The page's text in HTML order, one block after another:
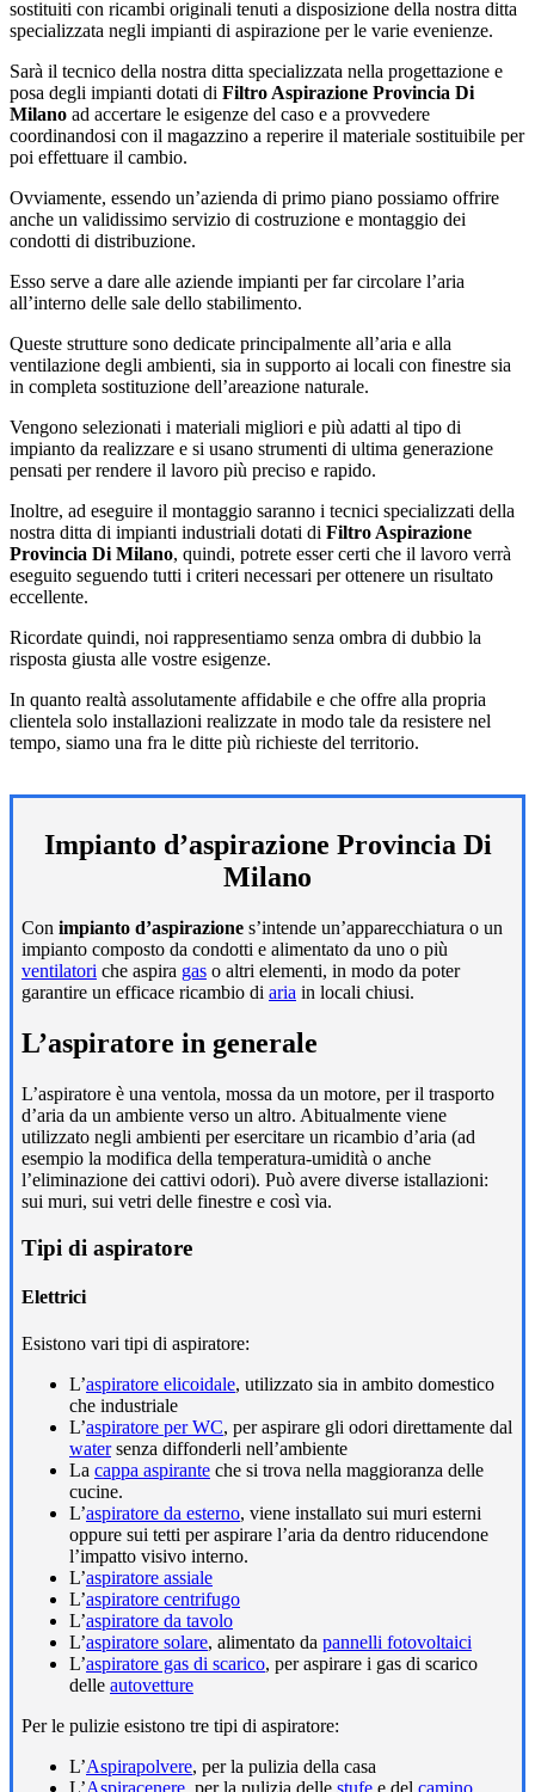
sostituiti con ricambi originali tenuti a disposizione della nostra ditta
specializzata negli impianti di aspirazione per le varie evenienze.
Sarà il tecnico della nostra ditta specializzata nella progettazione e
posa degli impianti dotati di Filtro Aspirazione Provincia Di
Milano ad accertare le esigenze del caso e a provvedere
coordinandosi con il magazzino a reperire il materiale sostituibile per
poi effettuare il cambio.
Ovviamente, essendo un’azienda di primo piano possiamo offrire
anche un validissimo servizio di costruzione e montaggio dei
condotti di distribuzione.
Esso serve a dare alle aziende impianti per far circolare l’aria
all’interno delle sale dello stabilimento.
Queste strutture sono dedicate principalmente all’aria e alla
ventilazione degli ambienti, sia in supporto ai locali con finestre sia
in completa sostituzione dell’areazione naturale.
Vengono selezionati i materiali migliori e più adatti al tipo di
impianto da realizzare e si usano strumenti di ultima generazione
pensati per rendere il lavoro più preciso e rapido.
Inoltre, ad eseguire il montaggio saranno i tecnici specializzati della
nostra ditta di impianti industriali dotati di Filtro Aspirazione
Provincia Di Milano, quindi, potrete esser certi che il lavoro verrà
eseguito seguendo tutti i criteri necessari per ottenere un risultato
eccellente.
Ricordate quindi, noi rappresentiamo senza ombra di dubbio la
risposta giusta alle vostre esigenze.
In quanto realtà assolutamente affidabile e che offre alla propria
clientela solo installazioni realizzate in modo tale da resistere nel
tempo, siamo una fra le ditte più richieste del territorio.
Impianto d’aspirazione Provincia Di
Milano
Con impianto d’aspirazione s’intende un’apparecchiatura o un
impianto composto da condotti e alimentato da uno o più
ventilatori che aspira gas o altri elementi, in modo da poter
garantire un efficace ricambio di aria in locali chiusi.
L’aspiratore in generale
L’aspiratore è una ventola, mossa da un motore, per il trasporto
d’aria da un ambiente verso un altro. Abitualmente viene
utilizzato negli ambienti per esercitare un ricambio d’aria (ad
esempio la modifica della temperatura-umidità o anche
l’eliminazione dei cattivi odori). Può avere diverse istallazioni:
sui muri, sui vetri delle finestre e così via.
Tipi di aspiratore
Elettrici
Esistono vari tipi di aspiratore:
L’aspiratore elicoidale, utilizzato sia in ambito domestico
che industriale
L’aspiratore per WC, per aspirare gli odori direttamente dal
watersenza diffonderli nell’ambiente
La cappa aspirante che si trova nella maggioranza delle
cucine.
L’aspiratore da esterno, viene installato sui muri esterni
oppure sui tetti per aspirare l’aria da dentro riducendone
l’impatto visivo interno.
L’aspiratore assiale
L’aspiratore centrifugo
L’aspiratore da tavolo
L’aspiratore solare, alimentato da pannelli fotovoltaici
L’aspiratore gas di scarico, per aspirare i gas di scarico
delle autovetture
Per le pulizie esistono tre tipi di aspiratore:
L’Aspirapolvere, per la pulizia della casa